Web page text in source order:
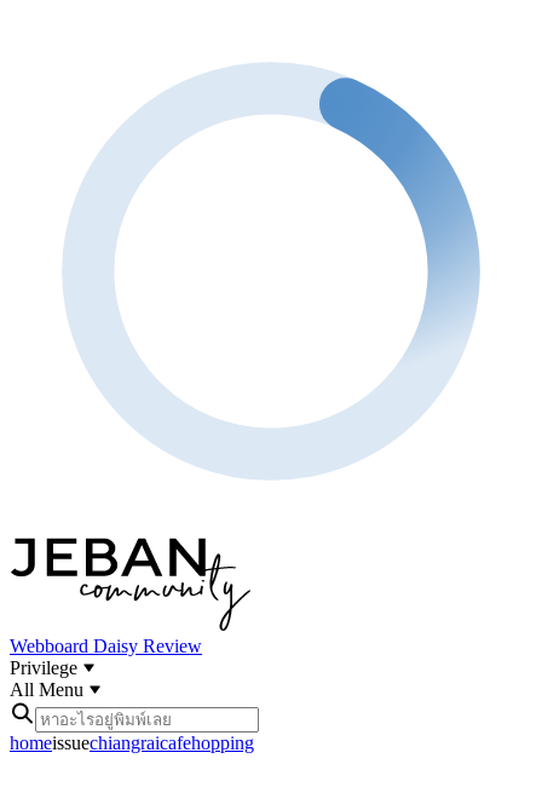
Webboard Daisy Review
Privilege
All Menu
homeissuechiangraicafehopping